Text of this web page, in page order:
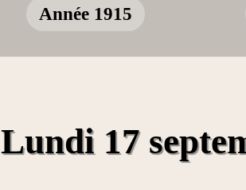
Année 1915
Lundi 17